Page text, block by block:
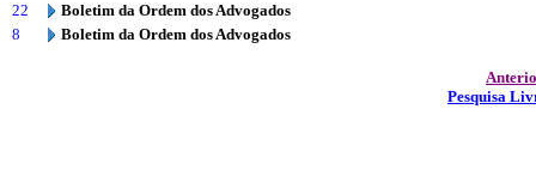
22
Boletim da Ordem dos Advogados
8
Boletim da Ordem dos Advogados
Pesquisa